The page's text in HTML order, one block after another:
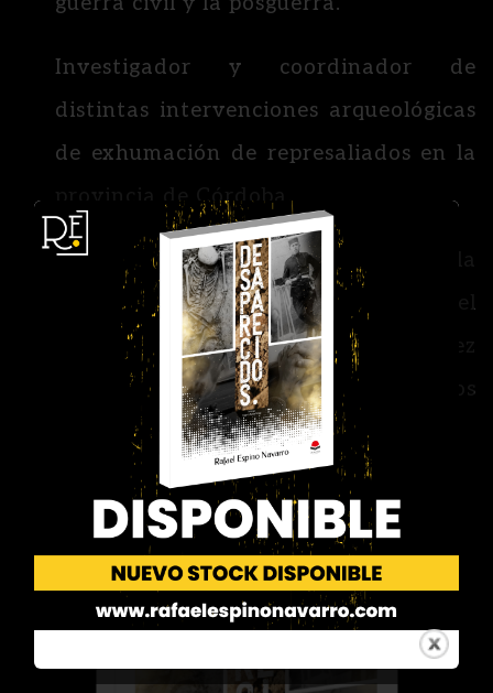
Investigador y coordinador de
distintas intervenciones arqueológicas
de exhumación de represaliados en la
provincia de Córdoba.
En el año 2012 fue testigo de la
defensa en el juicio seguido por el
Tribunal Supremo contra el juez
Baltasar Garzón por investigar los
crímenes del franquismo.